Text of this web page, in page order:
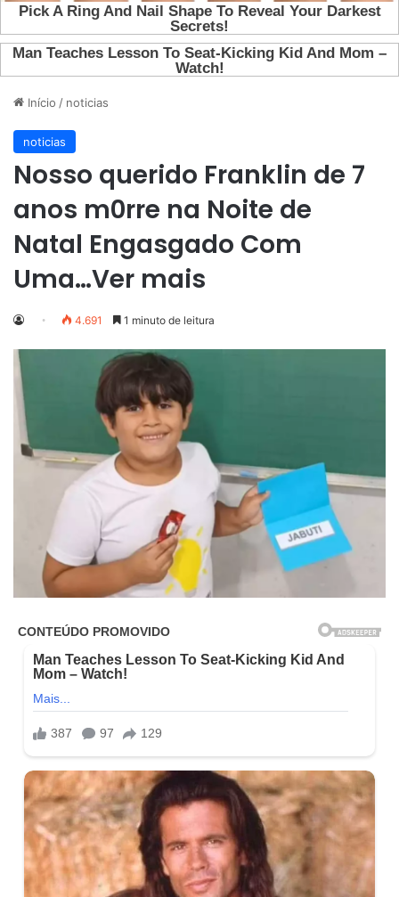
Início / noticias
noticias
Nosso querido Franklin de 7
anos m0rre na Noite de
Natal Engasgado Com
Uma…Ver mais
4.691 1 minuto de leitura